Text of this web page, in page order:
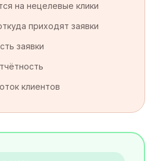
на нецелевые клики
приходят заявки
заявки
клиентов